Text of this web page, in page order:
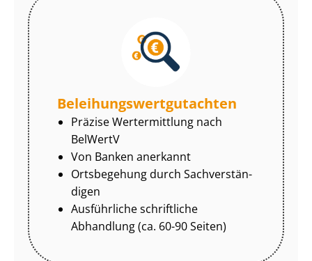
Be­lei­hungs­wert­gut­ach­ten
Präzise Wertermittlung nach
BelWertV
Von Banken anerkannt
Ortsbegehung durch Sach­ver­stän­
di­gen
Ausführliche schriftliche
Abhandlung (ca. 60-90 Seiten)